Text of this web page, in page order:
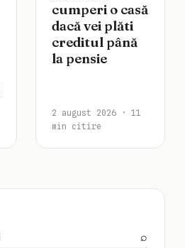
cumperi o casă
dacă vei plăti
creditul până
la pensie
2 august 2026 · 11
min citire
⌕